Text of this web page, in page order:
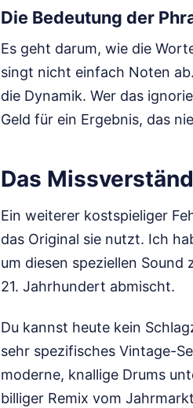
Die Bedeutung der
Es geht darum, wie die
singt nicht einfach Noten
die Dynamik. Wer das
Geld für ein Ergebnis, das
Das
Ein weiterer kostspieliger
das Original sie nutzt. Ich
um diesen speziellen
21. Jahrhundert abmischt.
Du kannst heute kein
sehr spezifisches Vintage-
moderne, knallige Drums
billiger Remix vom